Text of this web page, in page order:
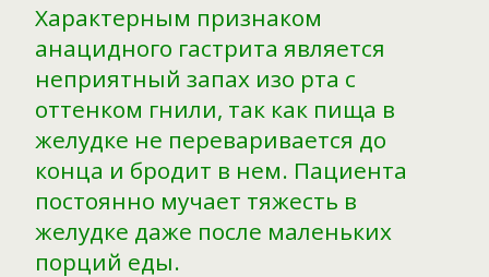
Характерным признаком
анацидного гастрита является
неприятный запах изо рта с
оттенком гнили, так как пища в
желудке не переваривается до
конца и бродит в нем. Пациента
постоянно мучает тяжесть в
желудке даже после маленьких
порций еды.